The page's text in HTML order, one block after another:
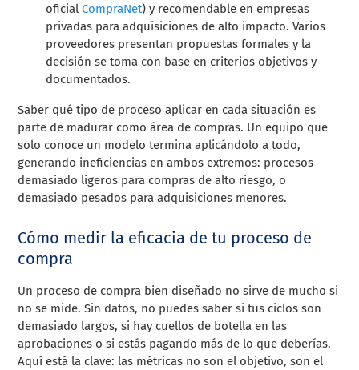
oficialCompraNet) y recomendable en empresas
privadas para adquisiciones de alto impacto. Varios
proveedores presentan propuestas formales y la
decisión se toma con base en criterios objetivos y
documentados.
Saber qué tipo de proceso aplicar en cada situación es
parte de madurar como área de compras. Un equipo que
solo conoce un modelo termina aplicándolo a todo,
generando ineficiencias en ambos extremos: procesos
demasiado ligeros para compras de alto riesgo, o
demasiado pesados para adquisiciones menores.
Cómo medir la eficacia de tu proceso de
compra
Un proceso de compra bien diseñado no sirve de mucho si
no se mide. Sin datos, no puedes saber si tus ciclos son
demasiado largos, si hay cuellos de botella en las
aprobaciones o si estás pagando más de lo que deberías.
Aquí está la clave: las métricas no son el objetivo, son el